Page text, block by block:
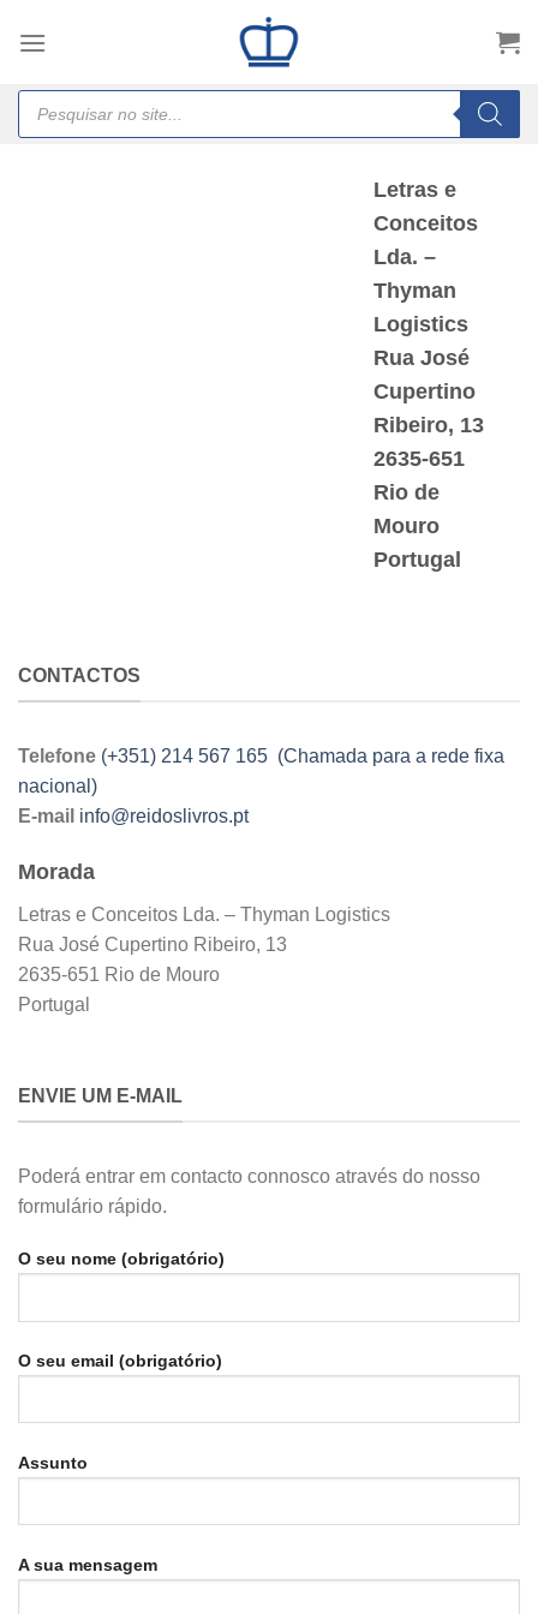
Products
search
Letras e
Conceitos
Lda. –
Thyman
Logistics
Rua José
Cupertino
Ribeiro, 13
2635-651
Rio de
Mouro
Portugal
CONTACTOS
Telefone (+351) 214 567 165 (Chamada para a rede fixa
nacional)
E-mail info@reidoslivros.pt
Morada
Letras e Conceitos Lda. – Thyman Logistics
Rua José Cupertino Ribeiro, 13
2635-651 Rio de Mouro
Portugal
ENVIE UM E-MAIL
Poderá entrar em contacto connosco através do nosso
formulário rápido.
O seu nome (obrigatório)
O seu email (obrigatório)
Assunto
A sua mensagem